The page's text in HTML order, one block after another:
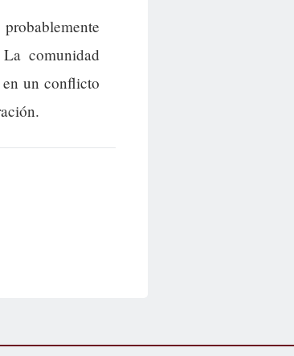
comunidad
en un conflicto